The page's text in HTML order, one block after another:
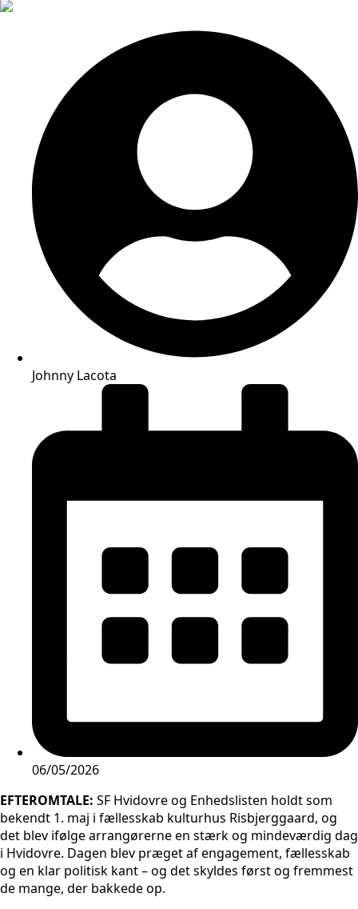
Johnny Lacota
06/05/2026
EFTEROMTALE: SF Hvidovre og Enhedslisten holdt som
bekendt 1. maj i fællesskab kulturhus Risbjerggaard, og
det blev ifølge arrangørerne en stærk og mindeværdig dag
i Hvidovre. Dagen blev præget af engagement, fællesskab
og en klar politisk kant – og det skyldes først og fremmest
de mange, der bakkede op.